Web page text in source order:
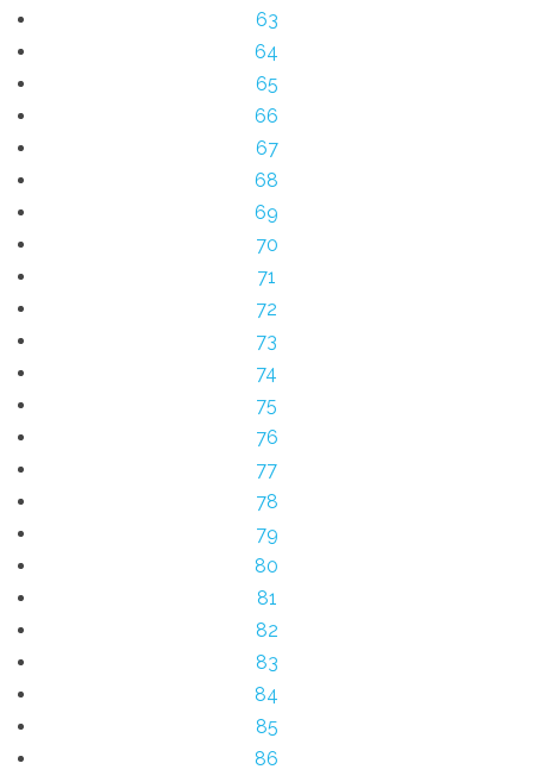
63
64
65
66
67
68
69
70
71
72
73
74
75
76
77
78
79
80
81
82
83
84
85
86